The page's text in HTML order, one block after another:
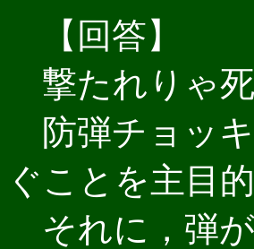
【回答】
撃たれりゃ死
防弾チョッ
ぐことを主目
それに，弾